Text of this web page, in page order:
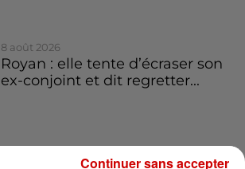
8 août 2026
Royan : elle tente d’écraser son
ex-conjoint et dit regretter...
Continuer sans accepter